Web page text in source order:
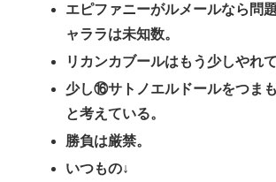
エピファニーがルメールなら問
ャララは未知数。
リカンカブールはもう少しやれ
少し⑯サトノエルドールをつま
と考えている。
勝負は厳禁。
いつもの↓